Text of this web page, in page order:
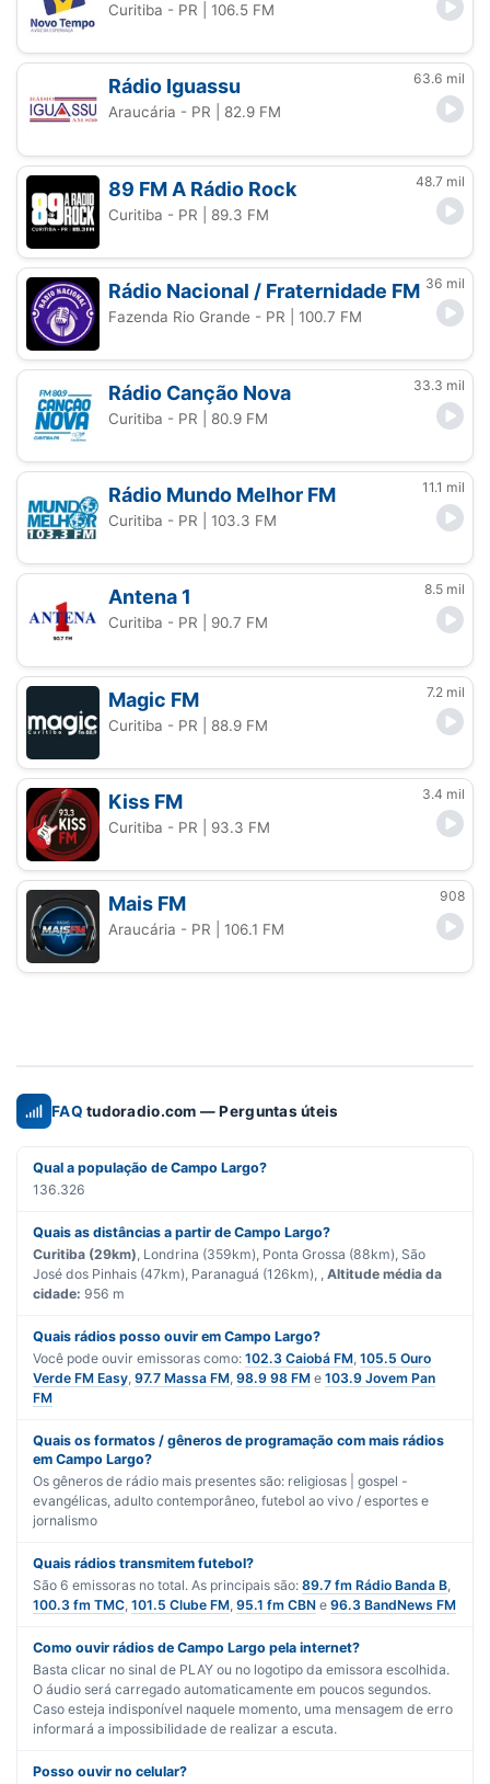
Curitiba - PR | 106.5 FM
Rádio Iguassu 63.6 mil
Araucária - PR | 82.9 FM
89 FM A Rádio Rock 48.7 mil
Curitiba - PR | 89.3 FM
Rádio Nacional / Fraternidade FM 36 mil
Fazenda Rio Grande - PR | 100.7 FM
Rádio Canção Nova 33.3 mil
Curitiba - PR | 80.9 FM
Rádio Mundo Melhor FM 11.1 mil
Curitiba - PR | 103.3 FM
Antena 1 8.5 mil
Curitiba - PR | 90.7 FM
Magic FM 7.2 mil
Curitiba - PR | 88.9 FM
Kiss FM 3.4 mil
Curitiba - PR | 93.3 FM
Mais FM 908
Araucária - PR | 106.1 FM
FAQ tudoradio.com — Perguntas úteis
Qual a população de Campo Largo?
136.326
Quais as distâncias a partir de Campo Largo?
Curitiba (29km), Londrina (359km), Ponta Grossa (88km), São
José dos Pinhais (47km), Paranaguá (126km), , Altitude média da
cidade: 956 m
Quais rádios posso ouvir em Campo Largo?
Você pode ouvir emissoras como: 102.3 Caiobá FM, 105.5 Ouro
Verde FM Easy, 97.7 Massa FM, 98.9 98 FM e 103.9 Jovem Pan
FM
Quais os formatos / gêneros de programação com mais rádios
em Campo Largo?
Os gêneros de rádio mais presentes são: religiosas | gospel -
evangélicas, adulto contemporâneo, futebol ao vivo / esportes e
jornalismo
Quais rádios transmitem futebol?
São 6 emissoras no total. As principais são: 89.7 fm Rádio Banda B,
100.3 fm TMC, 101.5 Clube FM, 95.1 fm CBN e 96.3 BandNews FM
Como ouvir rádios de Campo Largo pela internet?
Basta clicar no sinal de PLAY ou no logotipo da emissora escolhida.
O áudio será carregado automaticamente em poucos segundos.
Caso esteja indisponível naquele momento, uma mensagem de erro
informará a impossibilidade de realizar a escuta.
Posso ouvir no celular?